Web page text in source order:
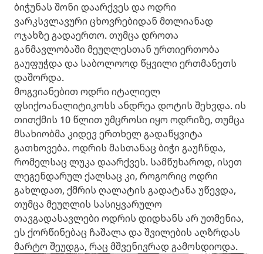
ბიჭუნას შონი დაარქვეს და ოდრი
ვარკსვლავური ცხოვრებიდან მთლიანად
ოჯახზე გადაერთო. თუმცა დროთა
განმავლობაში მეუღლესთან ურთიერთობა
გაუფუჭდა და საბოლოოდ წყვილი ერთმანეთს
დაშორდა.
მოგვიანებით ოდრი იტალიელ
ფსიქოანალიტიკოსს ანდრეა დოტის შეხვდა. ის
თითქმის 10 წლით უმცროსი იყო ოდრიზე, თუმცა
მსახიობმა კიდევ ერთხელ გადაწყვიტა
გათხოვება. ოდრის მასთანაც ბიჭი გაუჩნდა,
რომელსაც ლუკა დაარქვეს. სამწუხაროდ, ისეთ
ლეგენდარულ ქალსაც კი, როგორიც ოდრი
გახლდათ, ქმრის ღალატის გადატანა უწევდა,
თუმცა მეუღლის სასიყვარულო
თავგადასავლები ოდრის დიდხანს არ უთმენია,
ეს ქორწინებაც ჩაშალა და შვილების აღზრდას
მარტო შეუდგა, რაც მშვენივრად გამოსდიოდა.